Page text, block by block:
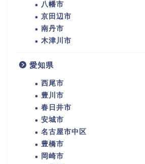
八幡市
京田辺市
南丹市
木津川市
愛知県
西尾市
豊川市
春日井市
安城市
名古屋市中区
豊橋市
岡崎市